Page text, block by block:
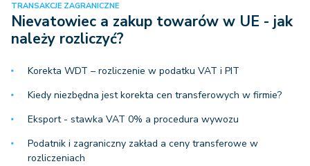
TRANSAKCJE ZAGRANICZNE
Nievatowiec a zakup towarów w UE - jak
należy rozliczyć?
Korekta WDT – rozliczenie w podatku VAT i PIT
Kiedy niezbędna jest korekta cen transferowych w firmie?
Eksport - stawka VAT 0% a procedura wywozu
Podatnik i zagraniczny zakład a ceny transferowe w
rozliczeniach